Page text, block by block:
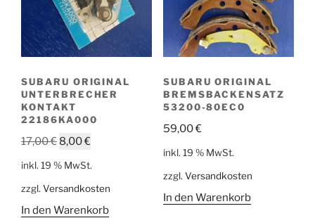
SUBARU ORIGINAL
UNTERBRECHER
KONTAKT
22186KA000
17,00€ Ursprünglicher
17,00 €
8,00€Aktueller
8,00 €.
inkl. 19 % MwSt.
zzgl. Versandkosten
In den Warenkorb
SUBARU ORIGINAL
BREMSBACKENSATZ
53200-80EC0
59,00€
inkl. 19 % MwSt.
zzgl. Versandkosten
In den Warenkorb